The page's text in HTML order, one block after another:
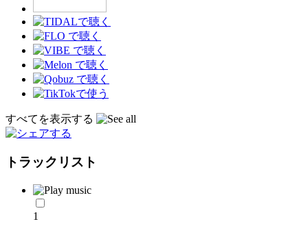
すべてを表示する
トラックリスト
1